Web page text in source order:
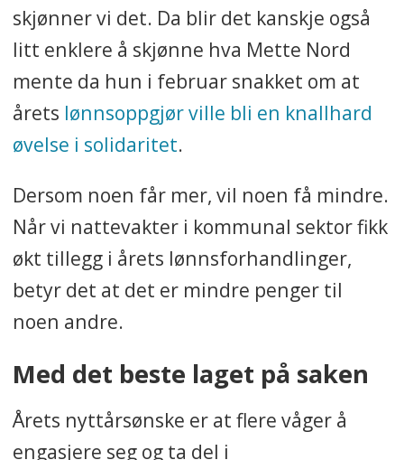
skjønner vi det. Da blir det kanskje også
litt enklere å skjønne hva Mette Nord
mente da hun i februar snakket om at
årets lønnsoppgjør ville bli en knallhard
øvelse i solidaritet.
Dersom noen får mer, vil noen få mindre.
Når vi nattevakter i kommunal sektor fikk
økt tillegg i årets lønnsforhandlinger,
betyr det at det er mindre penger til
noen andre.
Med det beste laget på saken
Årets nyttårsønske er at flere våger å
engasjere seg og ta del i